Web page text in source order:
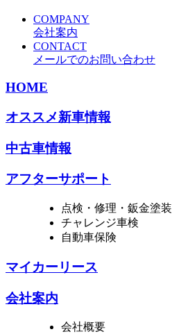
COMPANY
会社案内
CONTACT
メールでのお問い合わせ
HOME
オススメ新車情報
中古車情報
アフターサポート
点検・修理・鈑金塗装
チャレンジ車検
自動車保険
マイカーリース
会社案内
会社概要